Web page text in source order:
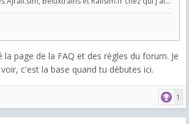
la page de la FAQ et des règles du forum. Je
c'est la base quand tu débutes ici.
1